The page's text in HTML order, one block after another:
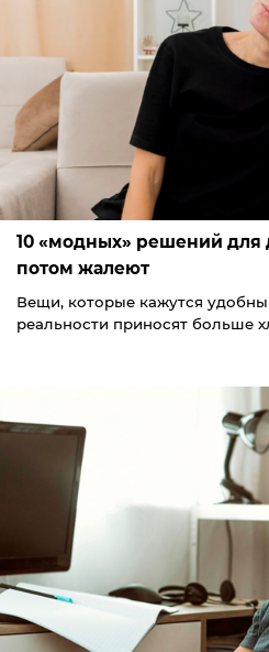
10 «модных» решений для
потом жалеют
Вещи, которые кажутся
реальности приносят больше